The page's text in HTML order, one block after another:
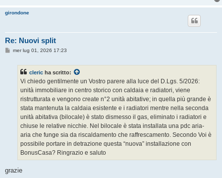
girondone
Re: Nuovi split
Mmer lug 01, 2026 17:23
cleric ha scritto:
Vi chiedo gentilmente un Vostro parere alla luce del D.Lgs. 5/2026:
unità immobiliare in centro storico con caldaia e radiatori, viene
ristrutturata e vengono create n°2 unità abitative; in quella più grande è
stata mantenuta la caldaia esistente e i radiatori mentre nella seconda
unità abitativa (bilocale) è stato dismesso il gas, eliminato i radiatori e
chiuse le relative nicchie. Nel bilocale è stata installata una pdc aria-
aria che funge sia da riscaldamento che raffrescamento. Secondo Voi è
possibile portare in detrazione questa “nuova” installazione con
BonusCasa? Ringrazio e saluto​ ​​
grazie